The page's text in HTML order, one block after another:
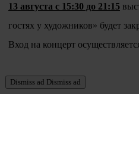
13 августа с 15:30 до 21:15
гостях у художников» будет
Вход на концерт
Dismiss ad Dismiss ad